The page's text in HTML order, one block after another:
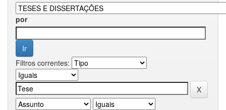
por
Filtros correntes: